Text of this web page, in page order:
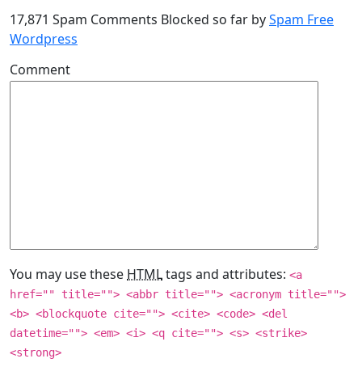
17,871 Spam Comments Blocked so far bySpam Free
Wordpress
Comment
You may use these HTMLtags and attributes: <a
href="" title=""> <abbr title=""> <acronym title="">
<b> <blockquote cite=""> <cite> <code> <del
datetime=""> <em> <i> <q cite=""> <s> <strike>
<strong>